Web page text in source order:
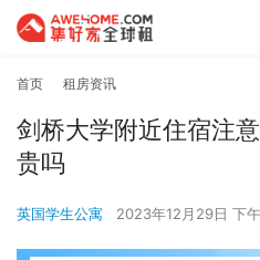
首页 租房资讯
剑桥大学附近住宿注
贵吗
英国学生公寓 2023年12月29日 下